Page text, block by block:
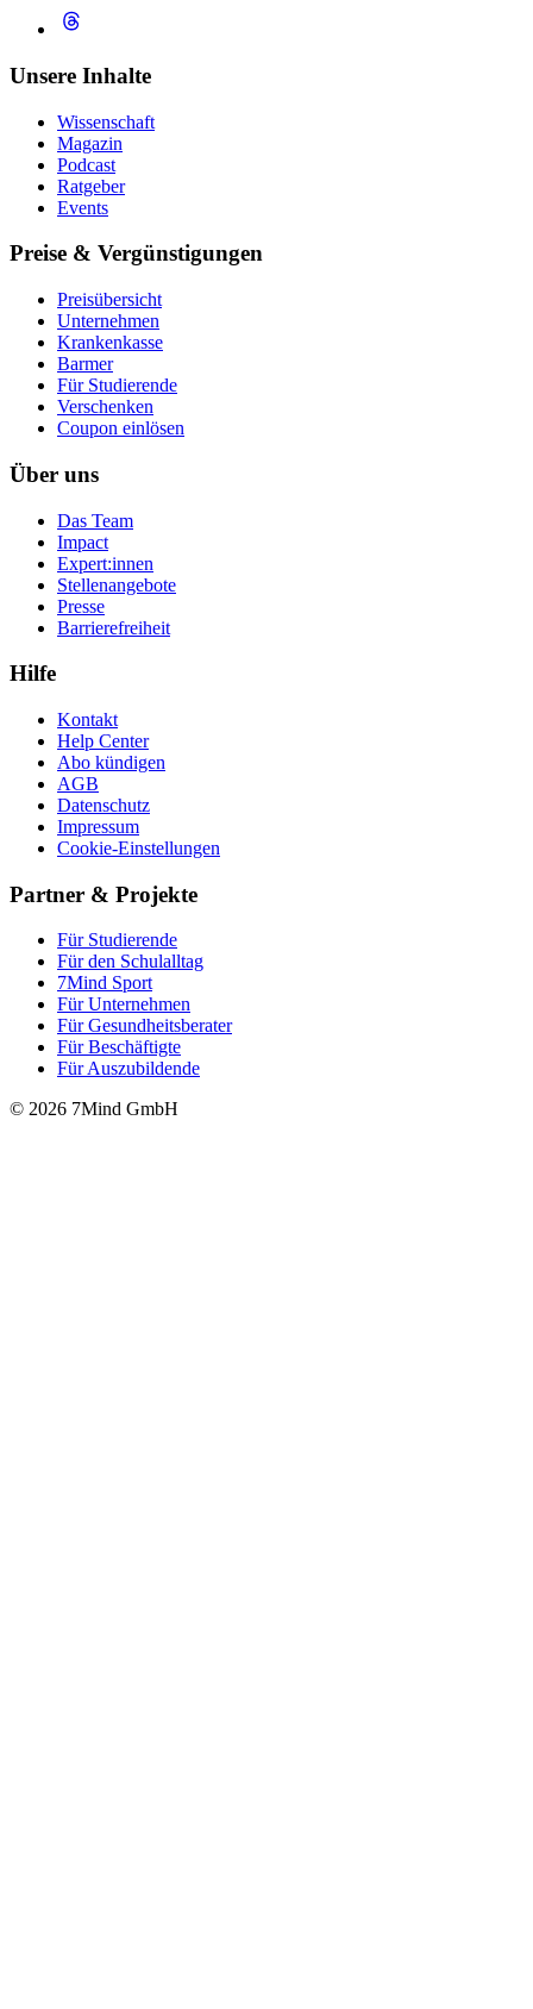
Unsere Inhalte
Wissenschaft
Magazin
Podcast
Ratgeber
Events
Preise & Vergünstigungen
Preisübersicht
Unternehmen
Krankenkasse
Barmer
Für Studierende
Ver­schen­ken
Coupon einlösen
Über uns
Das Team
Impact
Expert:innen
Stellenangebote
Presse
Barrierefreiheit
Hilfe
Kontakt
Help Center
Abo kündigen
AGB
Datenschutz
Impressum
Cookie-Einstellungen
Partner & Projekte
Für Stu­die­rende
Für den Schulalltag
7Mind Sport
Für Unter­neh­men
Für Gesund­heits­be­ra­ter
Für Beschäftigte
Für Auszubildende
© 2026 7Mind GmbH